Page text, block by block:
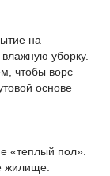
на
уборку.
чтобы ворс
основе
«теплый пол».
жилище.